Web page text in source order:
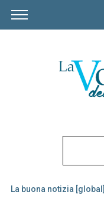
r
La buona notizia [global]